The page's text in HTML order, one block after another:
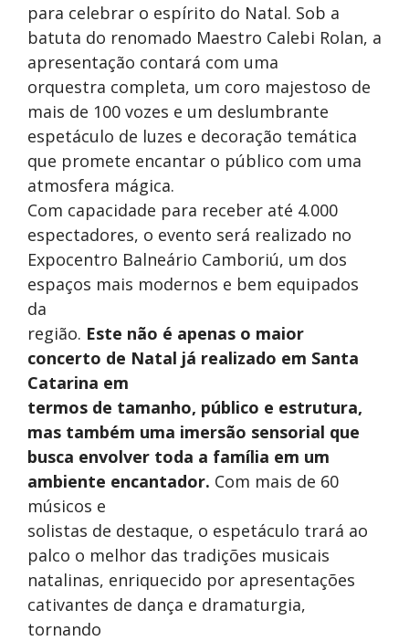
para celebrar o espírito do Natal. Sob a
batuta do renomado Maestro Calebi Rolan, a
apresentação contará com uma
orquestra completa, um coro majestoso de
mais de 100 vozes e um deslumbrante
espetáculo de luzes e decoração temática
que promete encantar o público com uma
atmosfera mágica.
Com capacidade para receber até 4.000
espectadores, o evento será realizado no
Expocentro Balneário Camboriú, um dos
espaços mais modernos e bem equipados
da
região. Este não é apenas o maior
concerto de Natal já realizado em Santa
Catarina em
termos de tamanho, público e estrutura,
mas também uma imersão sensorial que
busca envolver toda a família em um
ambiente encantador. Com mais de 60
músicos e
solistas de destaque, o espetáculo trará ao
palco o melhor das tradições musicais
natalinas, enriquecido por apresentações
cativantes de dança e dramaturgia,
tornando